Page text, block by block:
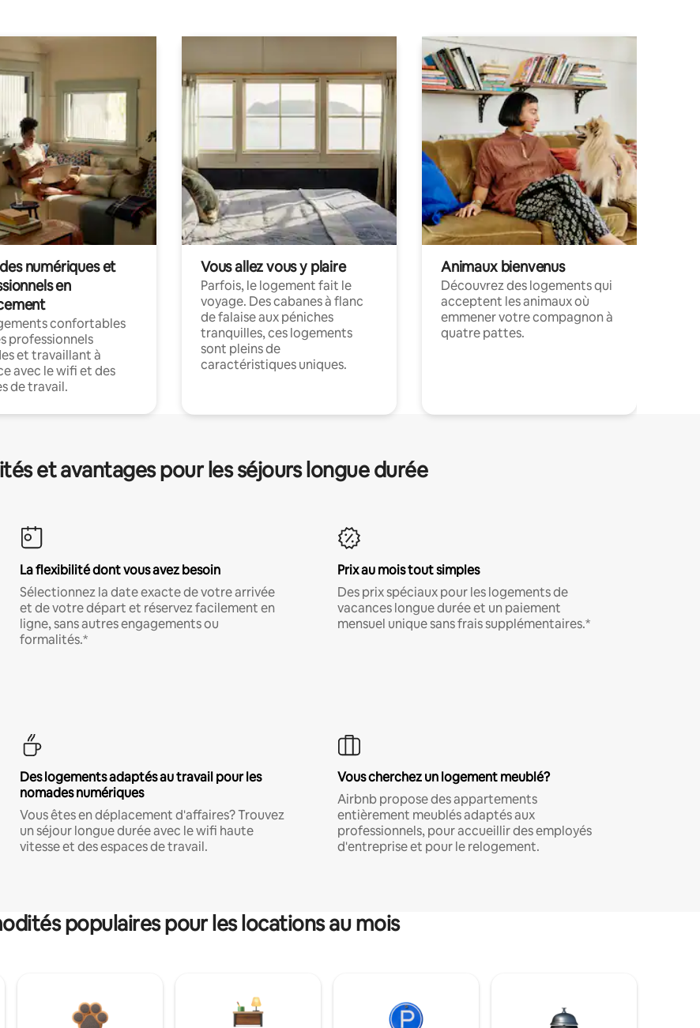
numériques et
en
confortables
professionnels
et travaillant à
avec le wifi et des
de travail.
Vous allez vous y plaire
Parfois, le logement fait le
voyage. Des cabanes à flanc
de falaise aux péniches
tranquilles, ces logements
sont pleins de
caractéristiques uniques.
Animaux bienvenus
Découvrez des logements qui
acceptent les animaux où
emmener votre compagnon à
quatre pattes.
et avantages pour les séjours longue durée
La flexibilité dont vous avez besoin
Sélectionnez la date exacte de votre arrivée
et de votre départ et réservez facilement en
ligne, sans autres engagements ou
formalités.*
Prix au mois tout simples
Des prix spéciaux pour les logements de
vacances longue durée et un paiement
mensuel unique sans frais supplémentaires.*
Des logements adaptés au travail pour les
nomades numériques
Vous êtes en déplacement d'affaires? Trouvez
un séjour longue durée avec le wifi haute
vitesse et des espaces de travail.
Vous cherchez un logement meublé?
Airbnb propose des appartements
entièrement meublés adaptés aux
professionnels, pour accueillir des employés
d'entreprise et pour le relogement.
populaires pour les locations au mois